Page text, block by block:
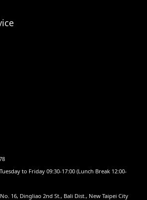
to Friday 09:30-17:00 (Lunch Break 12:00-
16, Dingliao 2nd St., Bali Dist., New Taipei City